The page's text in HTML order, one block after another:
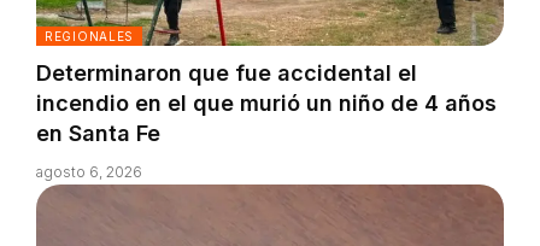
REGIONALES
Determinaron que fue accidental el
incendio en el que murió un niño de 4 años
en Santa Fe
agosto 6, 2026